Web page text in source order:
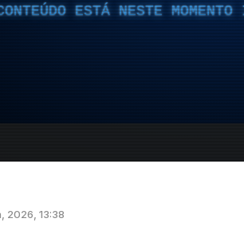
ESTÁ NESTE
2026, 13:38